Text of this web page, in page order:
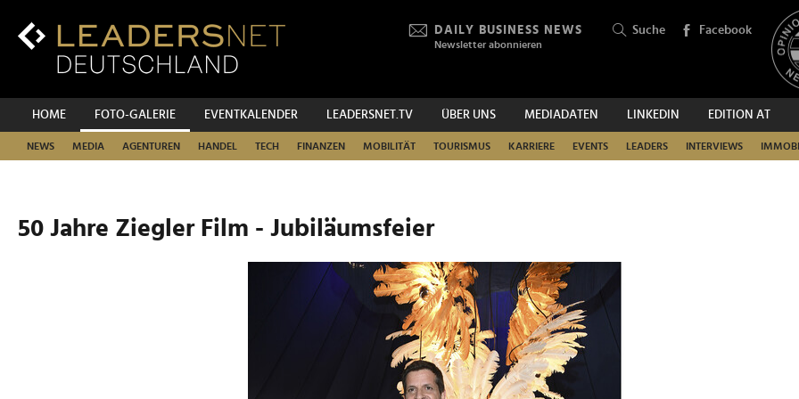
Inhalt
Hauptnavigation
DAILY BUSINESS NEWS
Newsletter abonnieren
Suche Facebook
HOME FOTO-GALERIE EVENTKALENDER LEADERSNET.TV ÜBER UNS MEDIADATEN LINKEDIN EDITION AT
NEWS MEDIA AGENTUREN HANDEL TECH FINANZEN MOBILITÄT TOURISMUS KARRIERE EVENTS LEADERS INTERVIEWS
SUCHEN
50 Jahre Ziegler Film - Jubiläumsfeier